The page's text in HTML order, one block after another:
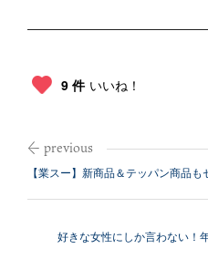
9 件 いいね！
【業スー】新商品＆テッパン商品
好きな女性にしか言わない！